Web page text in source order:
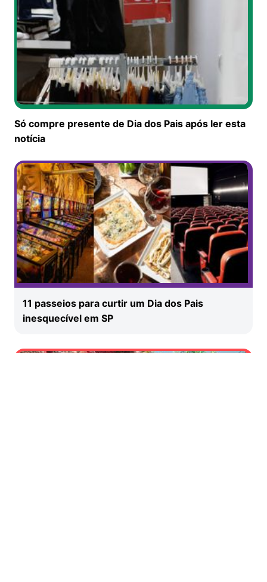
Só compre presente de Dia dos Pais após ler esta
notícia
11 passeios para curtir um Dia dos Pais
inesquecível em SP